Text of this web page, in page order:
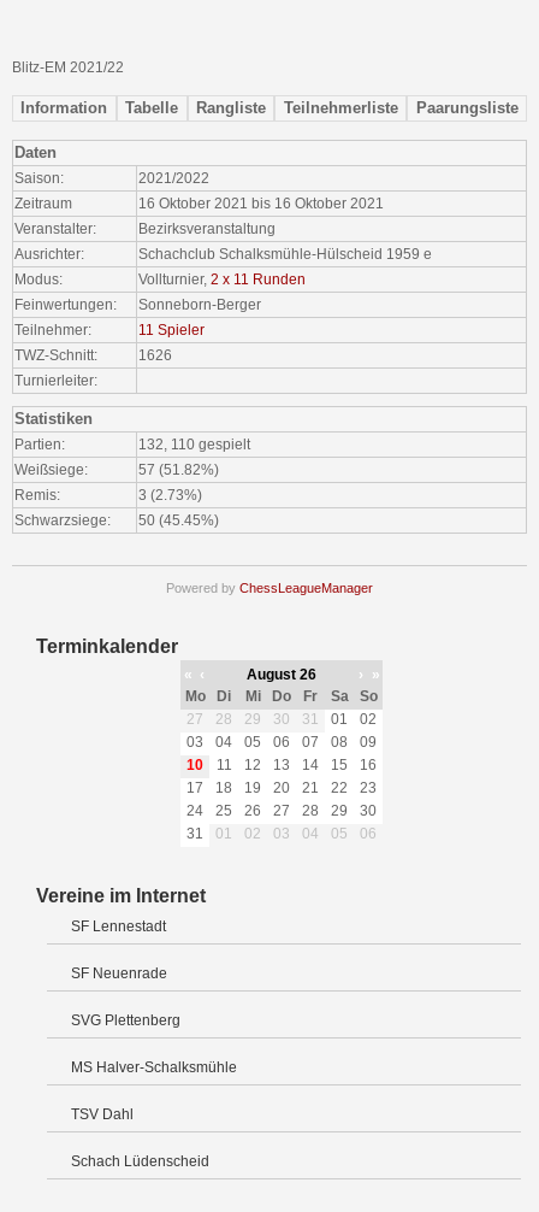
Blitz-EM 2021/22
Information Tabelle Rangliste Teilnehmerliste Paarungsliste
Daten
Saison:
2021/2022
Zeitraum
16 Oktober 2021 bis 16 Oktober 2021
Veranstalter:
Bezirksveranstaltung
Ausrichter:
Schachclub Schalksmühle-Hülscheid 1959 e
Modus:
Vollturnier,2 x 11 Runden
Feinwertungen:
Sonneborn-Berger
Teilnehmer:
11 Spieler
TWZ-Schnitt:
1626
Turnierleiter:
Statistiken
Partien:
132, 110 gespielt
Weißsiege:
57 (51.82%)
Remis:
3 (2.73%)
Schwarzsiege:
50 (45.45%)
Powered by ChessLeagueManager
Terminkalender
« ‹ August 26 ›
»
Mo
Di Mi Do Fr Sa
So
27
28 29 30 31 01
02
03
04 05 06 07 08
09
10
11 12 13 14 15
16
17
18 19 20 21 22
23
24
25 26 27 28 29
30
31
01 02 03 04 05 06
Vereine im Internet
SF Lennestadt
SF Neuenrade
SVG Plettenberg
MS Halver-Schalksmühle
TSV Dahl
Schach Lüdenscheid